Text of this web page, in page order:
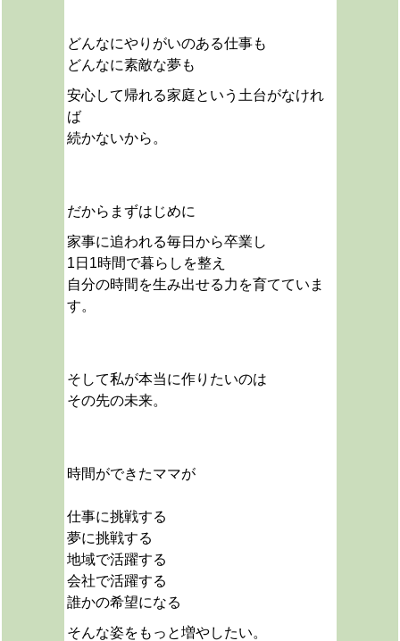
どんなにやりがいのある仕事も
どんなに素敵な夢も
安心して帰れる家庭という土台がなけれ
ば
続かないから。
だから まずはじめに
家事に追われる毎日から卒業し
1日1時間で暮らしを整え
自分の時間を生み出せる力を育てていま
す。
そして私が本当に作りたいのは
その先の未来。
時間ができたママが
仕事に挑戦する
夢に挑戦する
地域で活躍する
会社で活躍する
誰かの希望になる
そんな姿をもっと増やしたい。